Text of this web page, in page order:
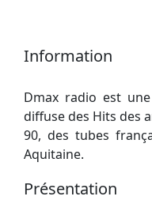
Information
Dmax radio est
diffuse des Hits des
90, des tubes
Aquitaine.
Présentation